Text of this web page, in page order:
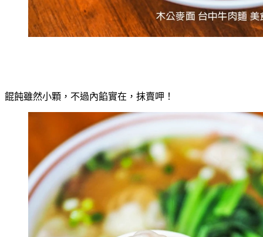
餛飩雖然小顆，不過內餡實在，抹賣呷！